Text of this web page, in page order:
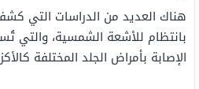
هناك العديد من الدراسات التي
بانتظام للأشعة الشمسية، والتي
الإصابة بأمراض الجلد المختلفة